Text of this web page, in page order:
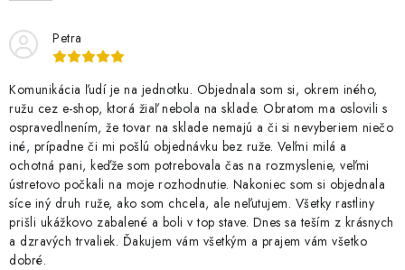
Petra
Komunikácia ľudí je na jednotku. Objednala som si, okrem iného,
ružu cez e-shop, ktorá žiaľ nebola na sklade. Obratom ma oslovili s
ospravedlnením, že tovar na sklade nemajú a či si nevyberiem niečo
iné, prípadne či mi pošlú objednávku bez ruže. Veľmi milá a
ochotná pani, keďže som potrebovala čas na rozmyslenie, veľmi
ústretovo počkali na moje rozhodnutie. Nakoniec som si objednala
síce iný druh ruže, ako som chcela, ale neľutujem. Všetky rastliny
prišli ukážkovo zabalené a boli v top stave. Dnes sa teším z krásnych
a dzravých trvaliek. Ďakujem vám všetkým a prajem vám všetko
dobré.